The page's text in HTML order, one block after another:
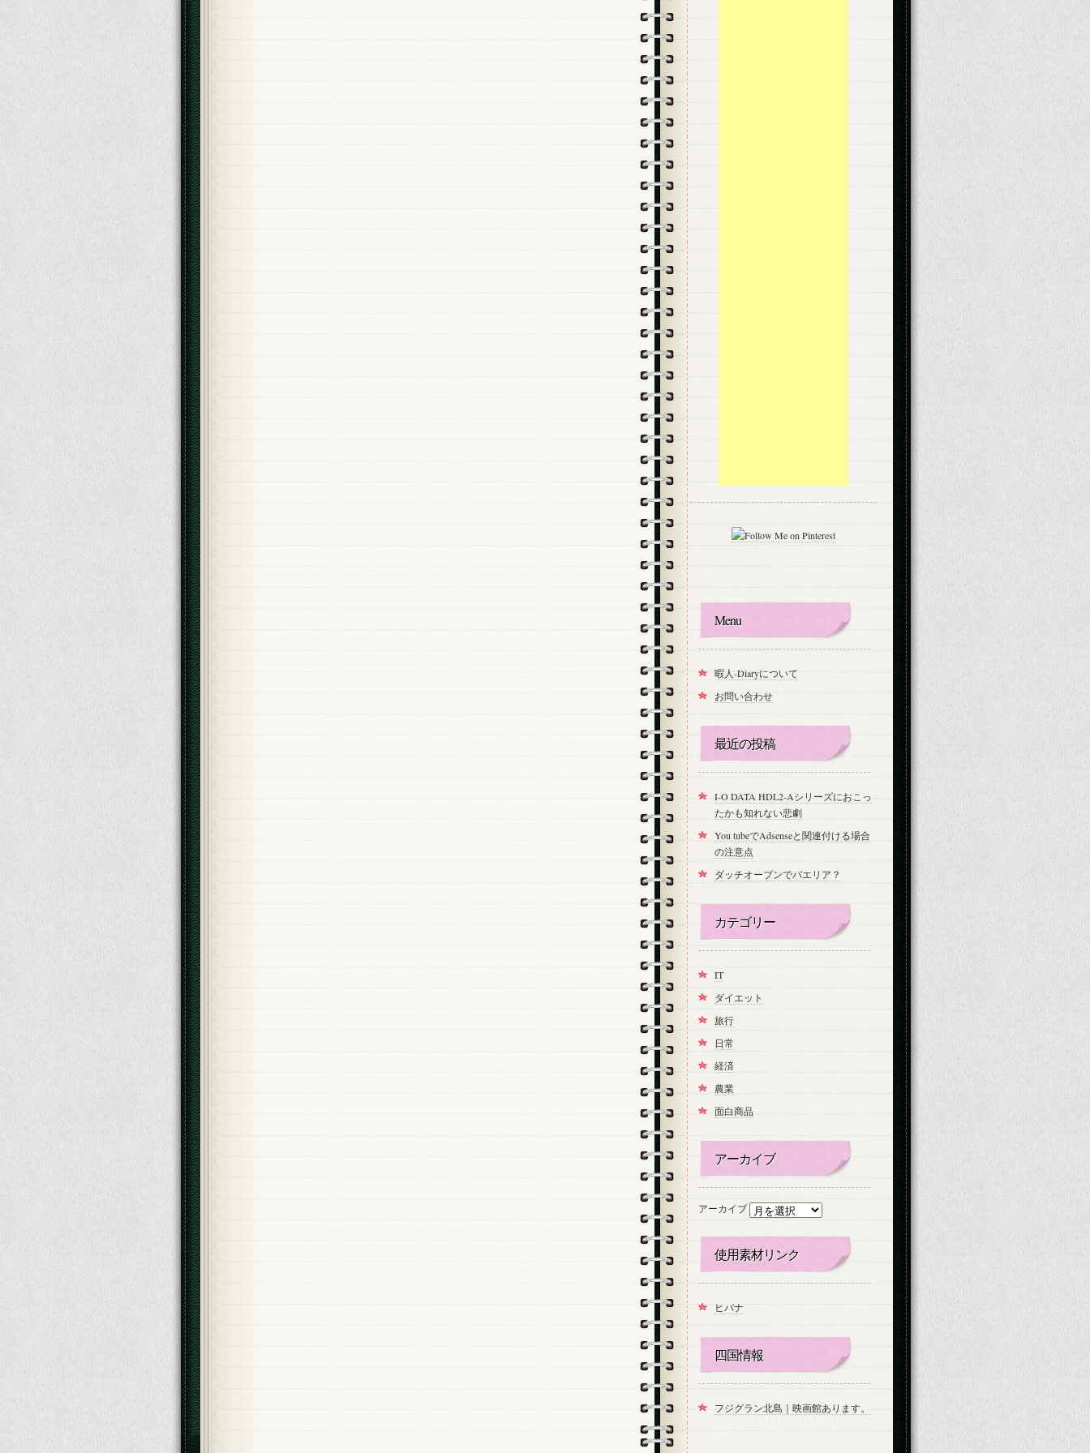
Menu
暇人-Diaryについて
お問い合わせ
最近の投稿
I-O DATA HDL2-Aシリーズにおこっ
たかも知れない悲劇
You tubeでAdsenseと関連付ける場合
の注意点
ダッチオーブンでパエリア？
カテゴリー
IT
ダイエット
旅行
日常
経済
農業
面白商品
アーカイブ
アーカイブ
使用素材リンク
ヒバナ
四国情報
フジグラン北島｜映画館あります。